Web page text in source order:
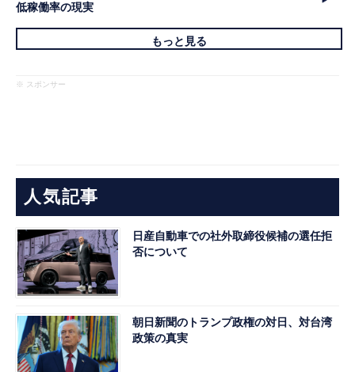
低稼働率の現実
もっと見る
※ スポンサー
人気記事
日産自動車での社外取締役候補の選任拒
否について
朝日新聞のトランプ政権の対日、対台湾
政策の真実